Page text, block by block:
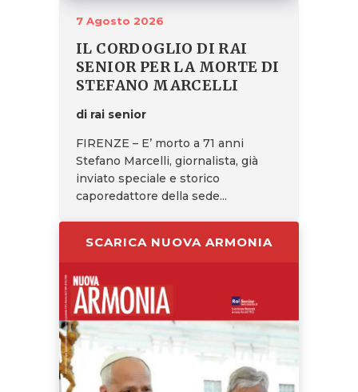
7 Agosto 2026
IL CORDOGLIO DI RAI
SENIOR PER LA MORTE DI
STEFANO MARCELLI
di rai senior
FIRENZE – E’ morto a 71 anni
Stefano Marcelli, giornalista, già
inviato speciale e storico
caporedattore della sede...
SCARICA NUOVA ARMONIA